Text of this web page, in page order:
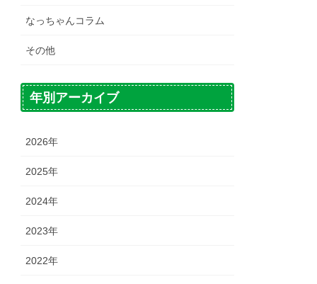
なっちゃんコラム
その他
年別アーカイブ
2026年
2025年
2024年
2023年
2022年